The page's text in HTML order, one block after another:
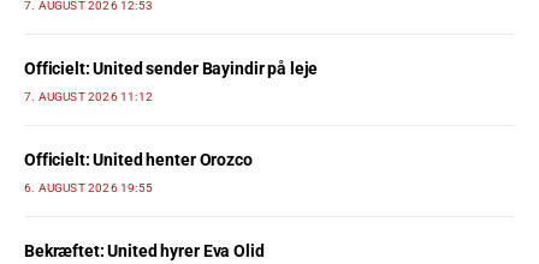
7. AUGUST 2026 12:53
Officielt: United sender Bayindir på leje
7. AUGUST 2026 11:12
Officielt: United henter Orozco
6. AUGUST 2026 19:55
Bekræftet: United hyrer Eva Olid